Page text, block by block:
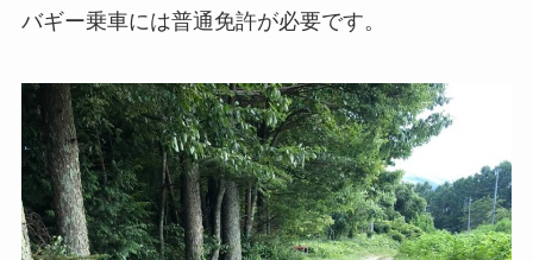
バギー乗車には普通免許が必要です。